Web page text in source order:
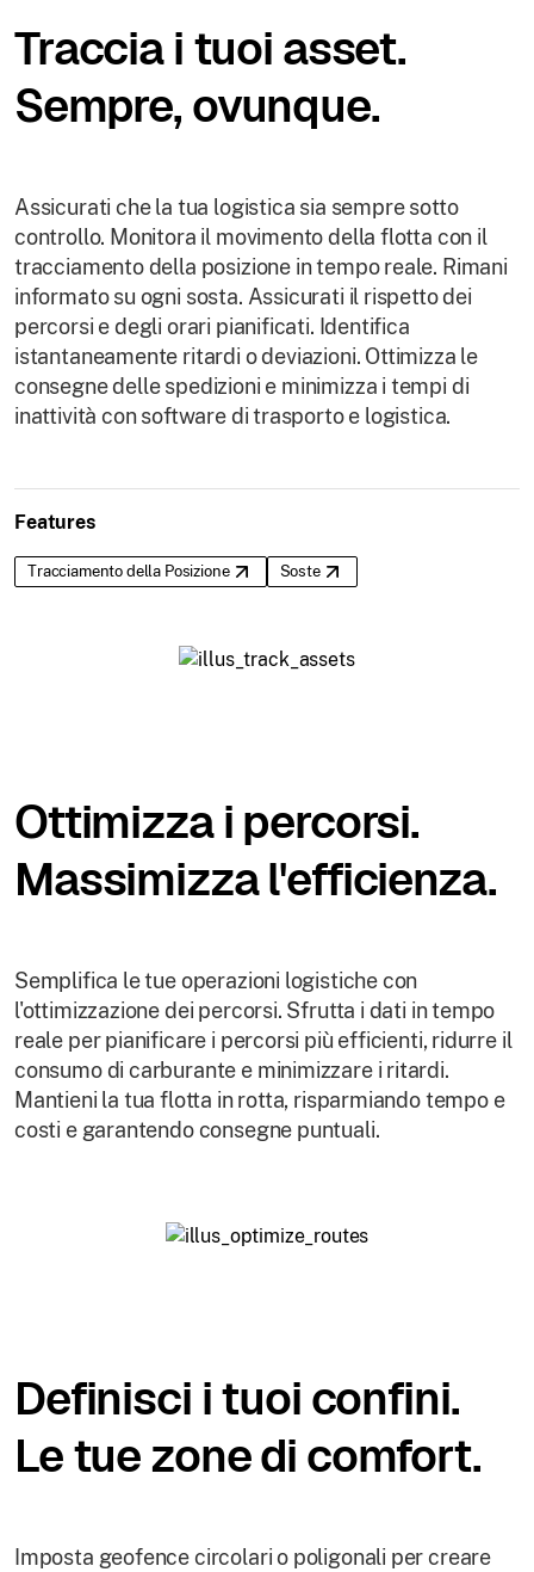
Traccia i tuoi asset.
Sempre, ovunque.
Assicurati che la tua logistica sia sempre sotto
controllo. Monitora il movimento della flotta con il
tracciamento della posizione in tempo reale. Rimani
informato su ogni sosta. Assicurati il rispetto dei
percorsi e degli orari pianificati. Identifica
istantaneamente ritardi o deviazioni. Ottimizza le
consegne delle spedizioni e minimizza i tempi di
inattività con software di trasporto e logistica.
Features
Tracciamento della Posizione Soste
Ottimizza i percorsi.
Massimizza l'efficienza.
Semplifica le tue operazioni logistiche con
l'ottimizzazione dei percorsi. Sfrutta i dati in tempo
reale per pianificare i percorsi più efficienti, ridurre il
consumo di carburante e minimizzare i ritardi.
Mantieni la tua flotta in rotta, risparmiando tempo e
costi e garantendo consegne puntuali.
Definisci i tuoi confini.
Le tue zone di comfort.
Imposta geofence circolari o poligonali per creare